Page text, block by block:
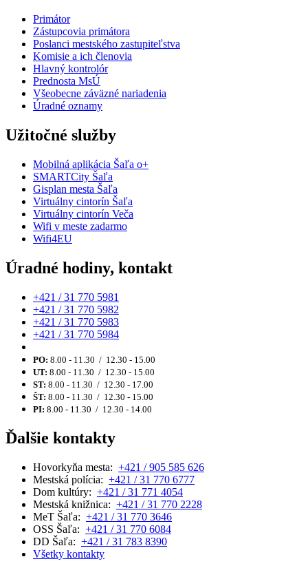
Primátor
Zástupcovia primátora
Poslanci mestského zastupiteľstva
Komisie a ich členovia
Hlavný kontrolór
Prednosta MsÚ
Všeobecne záväzné nariadenia
Úradné oznamy
Užitočné služby
Mobilná aplikácia Šaľa o+
SMARTCity Šaľa
Gisplan mesta Šaľa
Virtuálny cintorín Šaľa
Virtuálny cintorín Veča
Wifi v meste zadarmo
Wifi4EU
Úradné hodiny, kontakt
+421 / 31 770 5981
+421 / 31 770 5982
+421 / 31 770 5983
+421 / 31 770 5984
PO: 8.00 - 11.30 / 12.30 - 15.00
UT: 8.00 - 11.30 / 12.30 - 15.00
ST: 8.00 - 11.30 / 12.30 - 17.00
ŠT: 8.00 - 11.30 / 12.30 - 15.00
PI: 8.00 - 11.30 / 12.30 - 14.00
Ďalšie kontakty
Hovorkyňa mesta: +421 / 905 585 626
Mestská polícia: +421 / 31 770 6777
Dom kultúry: +421 / 31 771 4054
Mestská knižnica: +421 / 31 770 2228
MeT Šaľa: +421 / 31 770 3646
OSS Šaľa: +421 / 31 770 6084
DD Šaľa: +421 / 31 783 8390
Všetky kontakty